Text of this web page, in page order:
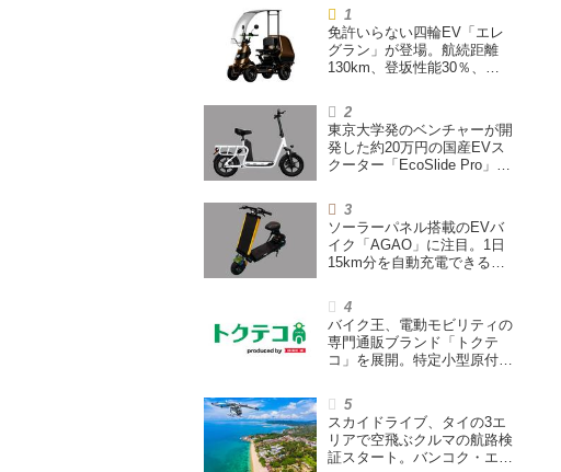
免許いらない四輪EV「エレ
グラン」が登場。航続距離
130km、登坂性能30％、
東京大学発のベンチャーが開
発した約20万円の国産EVス
クーター「EcoSlide Pro」が
ハイパワー特定小型原付
ソーラーパネル搭載のEVバ
イク「AGAO」に注目。1日
15km分を自動充電できる
バイク王、電動モビリティの
専門通販ブランド「トクテ
コ」を展開。特定小型原付や
スカイドライブ、タイの3エ
リアで空飛ぶクルマの航路検
証スタート。バンコク・エア